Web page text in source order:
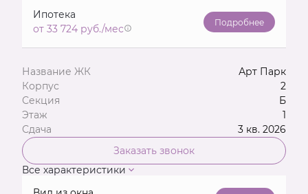
Ипотека
от 33 724 руб./мес
Подробнее
Название ЖК
Арт Парк
Корпус
2
Секция
Б
Этаж
1
Сдача
3 кв. 2026
Заказать звонок
Все характеристики